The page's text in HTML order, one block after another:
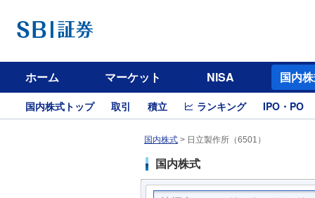
ホーム マーケット NISA 国内
国内株式トップ 取引 積立 ランキング IPO・PO
国内株式 > 日立製作所（6501）
国内株式